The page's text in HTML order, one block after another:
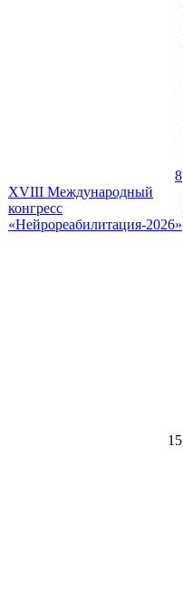
8
XVIII Международный
конгресс
«Нейрореабилитация-2026»
15